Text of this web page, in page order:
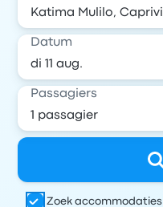
Datum
Passagiers
Zoek accommodaties